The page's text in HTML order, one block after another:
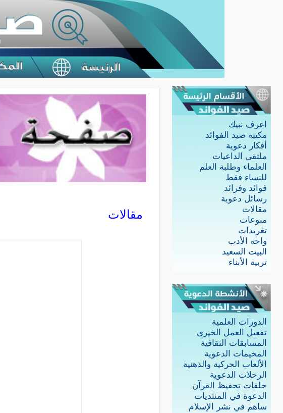
اعرف نبيك
مكتبة صيد الفوائد
أفكار دعوية
ملتقى الداعيات
العلماء وطلبة العلم
للنساء فقط
فوائد وفرائد
رسائل دعوية
مقالات
منوعات
تغريدات
واحة الأدب
البيت السعيد
تربية الأبناء
الدورات العلمية
تفعيل العمل الخيري
المسابقات الثقافية
المخيمات الدعوية
الألعاب الحركية والذهنية
الرحلات الدعوية
حلقات تحفيظ القرآن
الدعوة في المنتديات
ساهم في نشر الإسلام
مقالات